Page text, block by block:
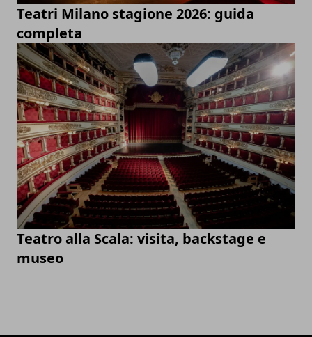
Teatri Milano stagione 2026: guida
completa
Teatro alla Scala: visita, backstage e
museo